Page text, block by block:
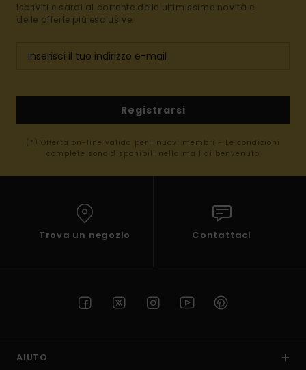
Iscriviti e sarai al corrente delle ultimissime novità e
delle offerte più esclusive.
Registrarsi
(*) Offerta on-line valida per i nuovi membri - Le condizioni
complete sono disponibili nella mail di benvenuto
Trova un negozio Contattaci
AIUTO